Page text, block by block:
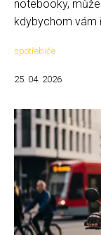
notebooky,
kdybychom vám
spotřebiče
25. 04. 2026